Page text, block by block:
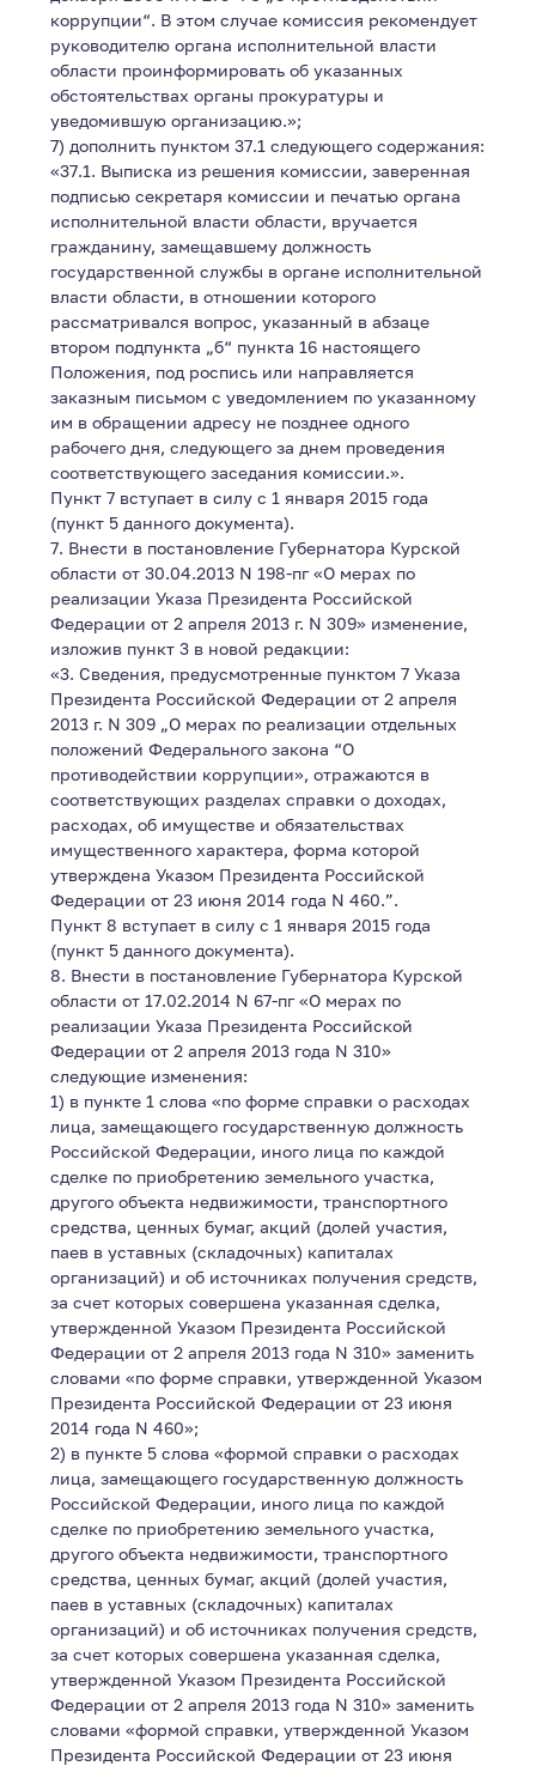
коррупции“. В этом случае комиссия рекомендует
руководителю органа исполнительной власти
области проинформировать об указанных
обстоятельствах органы прокуратуры и
уведомившую организацию.»;
7) дополнить пунктом 37.1 следующего содержания:
«37.1. Выписка из решения комиссии, заверенная
подписью секретаря комиссии и печатью органа
исполнительной власти области, вручается
гражданину, замещавшему должность
государственной службы в органе исполнительной
власти области, в отношении которого
рассматривался вопрос, указанный в абзаце
втором подпункта „б“ пункта 16 настоящего
Положения, под роспись или направляется
заказным письмом с уведомлением по указанному
им в обращении адресу не позднее одного
рабочего дня, следующего за днем проведения
соответствующего заседания комиссии.».
Пункт 7 вступает в силу с 1 января 2015 года
(пункт 5 данного документа).
7. Внести в постановление Губернатора Курской
области от 30.04.2013 N 198-пг «О мерах по
реализации Указа Президента Российской
Федерации от 2 апреля 2013 г. N 309» изменение,
изложив пункт 3 в новой редакции:
«3. Сведения, предусмотренные пунктом 7 Указа
Президента Российской Федерации от 2 апреля
2013 г. N 309 „О мерах по реализации отдельных
положений Федерального закона “О
противодействии коррупции», отражаются в
соответствующих разделах справки о доходах,
расходах, об имуществе и обязательствах
имущественного характера, форма которой
утверждена Указом Президента Российской
Федерации от 23 июня 2014 года N 460.”.
Пункт 8 вступает в силу с 1 января 2015 года
(пункт 5 данного документа).
8. Внести в постановление Губернатора Курской
области от 17.02.2014 N 67-пг «О мерах по
реализации Указа Президента Российской
Федерации от 2 апреля 2013 года N 310»
следующие изменения:
1) в пункте 1 слова «по форме справки о расходах
лица, замещающего государственную должность
Российской Федерации, иного лица по каждой
сделке по приобретению земельного участка,
другого объекта недвижимости, транспортного
средства, ценных бумаг, акций (долей участия,
паев в уставных (складочных) капиталах
организаций) и об источниках получения средств,
за счет которых совершена указанная сделка,
утвержденной Указом Президента Российской
Федерации от 2 апреля 2013 года N 310» заменить
словами «по форме справки, утвержденной Указом
Президента Российской Федерации от 23 июня
2014 года N 460»;
2) в пункте 5 слова «формой справки о расходах
лица, замещающего государственную должность
Российской Федерации, иного лица по каждой
сделке по приобретению земельного участка,
другого объекта недвижимости, транспортного
средства, ценных бумаг, акций (долей участия,
паев в уставных (складочных) капиталах
организаций) и об источниках получения средств,
за счет которых совершена указанная сделка,
утвержденной Указом Президента Российской
Федерации от 2 апреля 2013 года N 310» заменить
словами «формой справки, утвержденной Указом
Президента Российской Федерации от 23 июня